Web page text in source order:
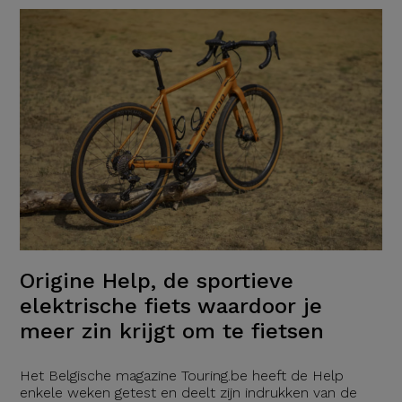
Origine Help, de sportieve
elektrische fiets waardoor je
meer zin krijgt om te fietsen
Het Belgische magazine Touring.be heeft de Help
enkele weken getest en deelt zijn indrukken van de